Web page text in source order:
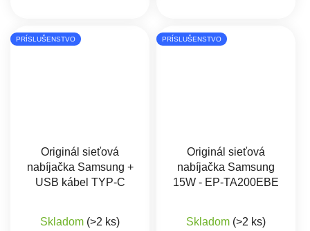
PRÍSLUŠENSTVO
Originál sieťová
nabíjačka Samsung +
USB kábel TYP-C
Skladom (>2 ks)
PRÍSLUŠENSTVO
Originál sieťová
nabíjačka Samsung
15W - EP-TA200EBE
Skladom (>2 ks)